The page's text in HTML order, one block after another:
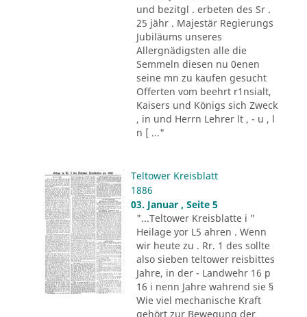
und bezitgl . erbeten des Sr .
25 jähr . Majestär Regierungs
Jubiläums unseres
Allergnädigsten alle die
Semmeln diesen nu 0enen
seine mn zu kaufen gesucht
Offerten vom beehrt r1nsialt,
Kaisers und Königs sich Zweck
, in und Herrn Lehrer lt , - u , l
n [ ..."
Teltower Kreisblatt
1886
03. Januar , Seite 5
"...Teltower Kreisblatte i "
Heilage yor L5 ahren . Wenn
wir heute zu . Rr. 1 des sollte
also sieben teltower reisbittes
Jahre, in der - Landwehr 16 p
16 i nenn Jahre wahrend sie §
Wie viel mechanische Kraft
gehört zur Bewegung der